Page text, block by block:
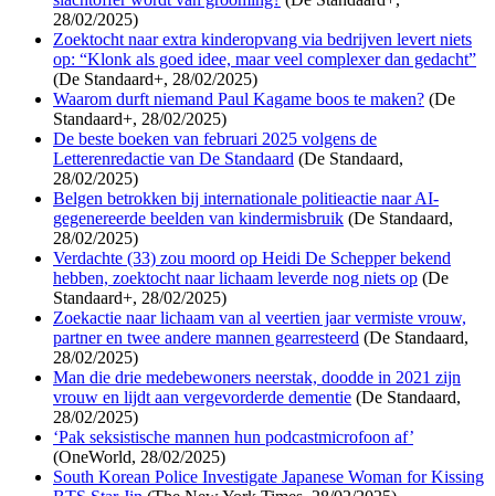
28/02/2025)
Zoektocht naar extra kinderopvang via bedrijven levert niets
op: “Klonk als goed idee, maar veel complexer dan gedacht”
(De Standaard+, 28/02/2025)
Waarom durft niemand Paul Kagame boos te maken? (De
Standaard+, 28/02/2025)
De beste boeken van februari 2025 volgens de
Letterenredactie van De Standaard (De Standaard,
28/02/2025)
Belgen betrokken bij internationale politieactie naar AI-
gegenereerde beelden van kindermisbruik (De Standaard,
28/02/2025)
Verdachte (33) zou moord op Heidi De Schepper bekend
hebben, zoektocht naar lichaam leverde nog niets op (De
Standaard+, 28/02/2025)
Zoekactie naar lichaam van al veertien jaar vermiste vrouw,
partner en twee andere mannen gearresteerd (De Standaard,
28/02/2025)
Man die drie medebewoners neerstak, doodde in 2021 zijn
vrouw en lijdt aan vergevorderde dementie (De Standaard,
28/02/2025)
‘Pak seksistische mannen hun podcastmicrofoon af’
(OneWorld, 28/02/2025)
South Korean Police Investigate Japanese Woman for Kissing